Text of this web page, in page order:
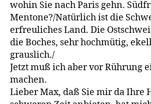
wohin Sie nach Paris gehn.
Mentone?/Natürlich ist die
erfreuliches Land. Die
die Boches, sehr hochmütig,
grauslich./
Jetzt muß ich aber vor Rührung
machen.
Lieber Max, daß Sie mir da Ihre